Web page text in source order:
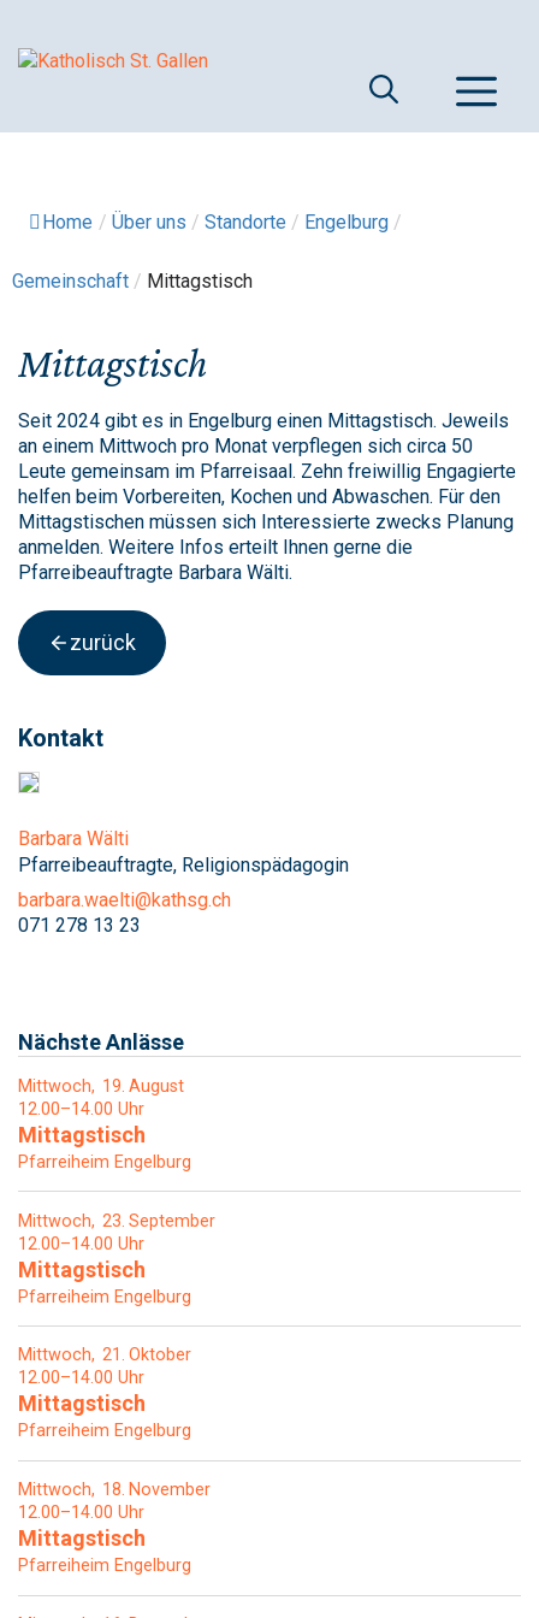
Inhalt
Home / Über uns / Standorte / Engelburg /
Gemeinschaft / Mittagstisch
Mittagstisch
Seit 2024 gibt es in Engelburg einen Mittagstisch. Jeweils
an einem Mittwoch pro Monat verpflegen sich circa 50
Leute gemeinsam im Pfarreisaal. Zehn freiwillig Engagierte
helfen beim Vorbereiten, Kochen und Abwaschen. Für den
Mittagstischen müssen sich Interessierte zwecks Planung
anmelden. Weitere Infos erteilt Ihnen gerne die
Pfarreibeauftragte Barbara Wälti.
zurück
Kontakt
Barbara Wälti
Pfarreibeauftragte, Religionspädagogin
barbara.waelti@kathsg.ch
071 278 13 23
Nächste Anlässe
Mittwoch 19 August
12.00–14.00 Uhr
Mittagstisch
Pfarreiheim Engelburg
Mittwoch 23 September
12.00–14.00 Uhr
Mittagstisch
Pfarreiheim Engelburg
Mittwoch 21 Oktober
12.00–14.00 Uhr
Mittagstisch
Pfarreiheim Engelburg
Mittwoch 18 November
12.00–14.00 Uhr
Mittagstisch
Pfarreiheim Engelburg